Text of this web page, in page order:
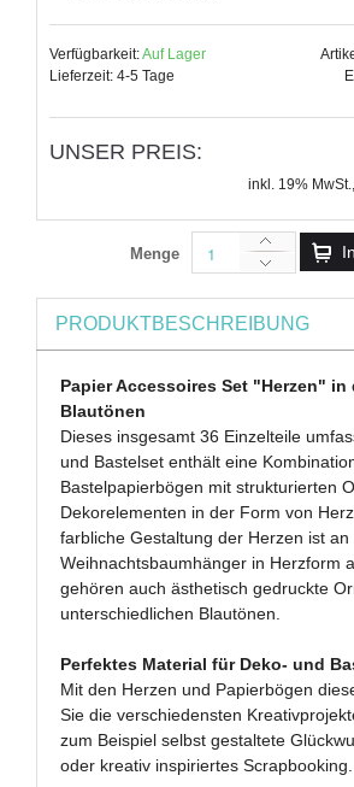
Verfügbarkeit:Auf Lager
Lieferzeit: 4-5 Tage
UNSER PREIS:
inkl. 19% MwSt.,
Menge
PRODUKTBESCHREIBUNG
Papier Accessoires Set "Herzen" in
Blautönen
Dieses insgesamt 36 Einzelteile
und Bastelset enthält eine
Bastelpapierbögen mit strukturierten
Dekorelementen in der Form von
farbliche Gestaltung der Herzen ist an
Weihnachtsbaumhänger in Herzform
gehören auch ästhetisch gedruckte
unterschiedlichen Blautönen.
Perfektes Material für Deko- und
Mit den Herzen und Papierbögen
Sie die verschiedensten
zum Beispiel selbst gestaltete
oder kreativ inspiriertes Scrapbooking.